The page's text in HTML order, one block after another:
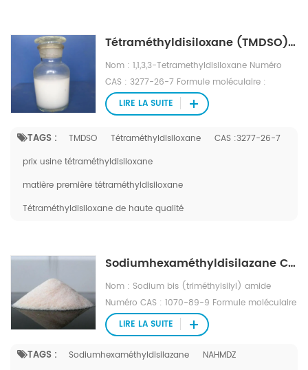
Tétraméthyldisiloxane (TMDSO) CAS : 3277-26-7
Nom : 1,1,3,3-Tetramethyldisiloxane Numéro
CAS : 3277-26-7 Formule moléculaire :
C4H14OSi2 Poids moléculaire : 134,32 Numéro
EINECS : 221-906-4 Fichier Mol : 3277-26-
7.mol
TAGS : TMDSO Tétraméthyldisiloxane
CAS :3277-26-7
prix usine tétraméthyldisiloxane
matière première tétraméthyldisiloxane
Tétraméthyldisiloxane de haute qualité
LIRE LA SUITE
Sodiumhexaméthyldisilazane CAS :1070-89-9 (CAS :1070-89-9)
Nom : Sodium bis (triméthylsilyl) amide
Numéro CAS : 1070-89-9 Formule moléculaire
: C6H18NNaSi2 Poids moléculaire : 183,37
Numéro EINECS : 213 983-8 Fichier Mol : 1070-
89-9.mol
TAGS : Sodiumhexaméthyldisilazane
NAHMDZ
LIRE LA SUITE